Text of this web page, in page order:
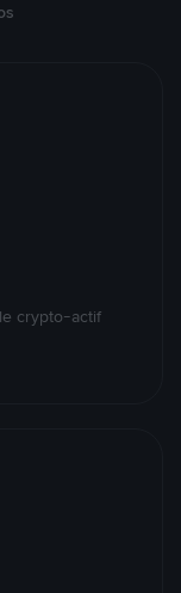
crypto-actif